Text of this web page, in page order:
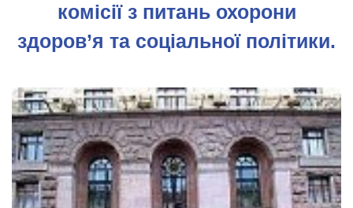
комісії з питань охорони
здоров’я та соціальної політики.